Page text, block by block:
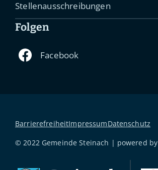
Stellenausschreibungen
Folgen
BarrierefreiheitImpressumDatenschutz
© 2022 Gemeinde Steinach | powered by